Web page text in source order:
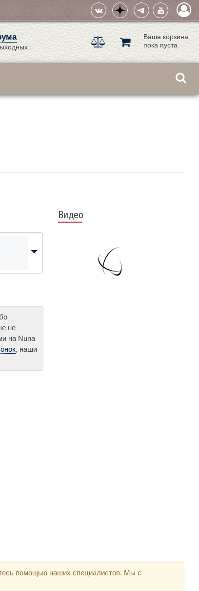
Ваша корзина
пока пуста
не
на Nuna
, наши
Видео
помощью наших специалистов. Мы с